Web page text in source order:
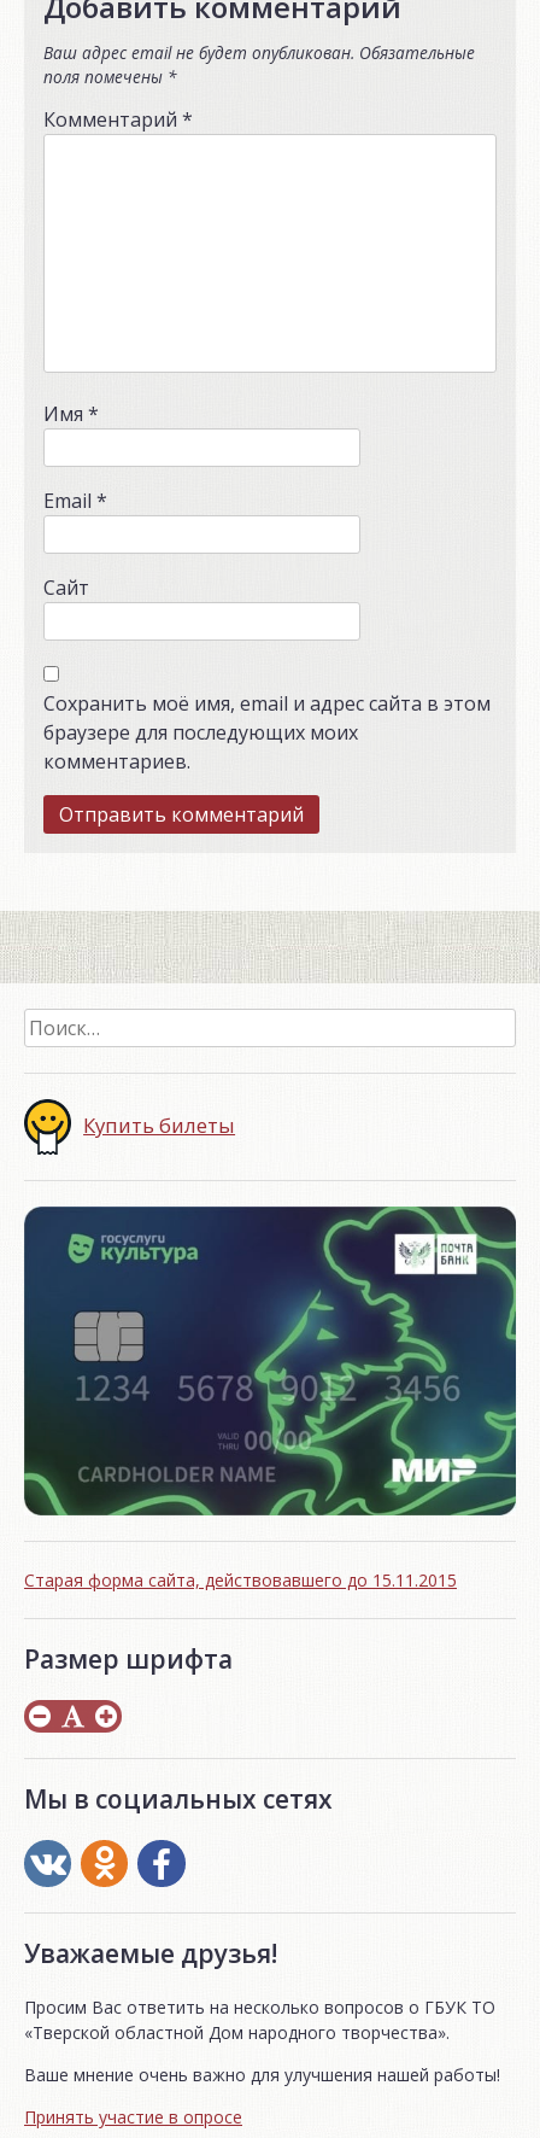
Ваш адрес email не будет опубликован. Обязательные
поля помечены *
Комментарий *
Имя *
Email *
Сайт
Сохранить моё имя, email и адрес сайта в этом
браузере для последующих моих
комментариев.
Найти:
Купить билеты
Старая форма сайта, действовавшего до 15.11.2015
Размер шрифта
Мы в социальных сетях
Уважаемые друзья!
Просим Вас ответить на несколько вопросов о ГБУК ТО
«Тверской областной Дом народного творчества».
Ваше мнение очень важно для улучшения нашей работы!
Принять участие в опросе